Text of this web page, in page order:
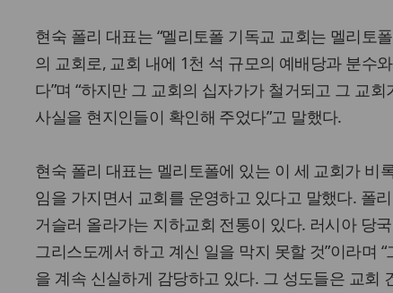
현숙 폴리 대표는 “멜리토폴 기독교 교회는 멜리토
의 교회로, 교회 내에 1천 석 규모의 예배당과 분수
다”며 “하지만 그 교회의 십자가가 철거되고 그 교회
사실을 현지인들이 확인해 주었다”고 말했다.
현숙 폴리 대표는 멜리토폴에 있는 이 세 교회가 비
임을 가지면서 교회를 운영하고 있다고 말했다. 폴
거슬러 올라가는 지하교회 전통이 있다. 러시아 당
그리스도께서 하고 계신 일을 막지 못할 것”이라며
을 계속 신실하게 감당하고 있다. 그 성도들은 교회